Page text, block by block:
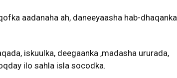
aadanaha ah, daneeyaasha hab-dhaqanka
iskuulka, deegaanka ,madasha ururada,
ilo sahla isla socodka.